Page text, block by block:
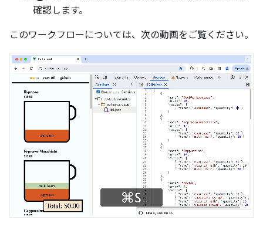
確認します。
このワークフローについては、次の動画をご覧ください。